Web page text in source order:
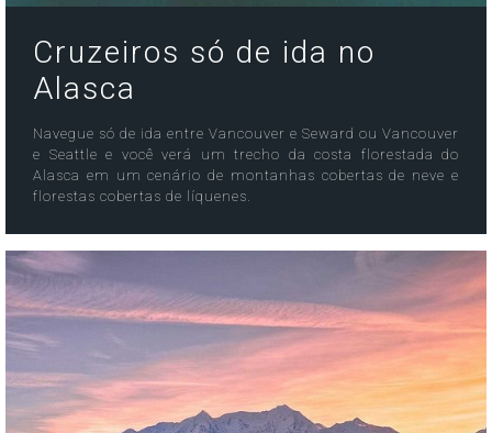
Cruzeiros só de ida no
Alasca
Navegue só de ida entre Vancouver e Seward ou Vancouver
e Seattle e você verá um trecho da costa florestada do
Alasca em um cenário de montanhas cobertas de neve e
florestas cobertas de líquenes.